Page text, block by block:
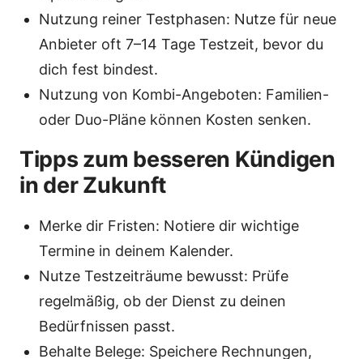
Nutzung reiner Testphasen: Nutze für neue
Anbieter oft 7–14 Tage Testzeit, bevor du
dich fest bindest.
Nutzung von Kombi-Angeboten: Familien-
oder Duo-Pläne können Kosten senken.
Tipps zum besseren Kündigen
in der Zukunft
Merke dir Fristen: Notiere dir wichtige
Termine in deinem Kalender.
Nutze Testzeiträume bewusst: Prüfe
regelmäßig, ob der Dienst zu deinen
Bedürfnissen passt.
Behalte Belege: Speichere Rechnungen,